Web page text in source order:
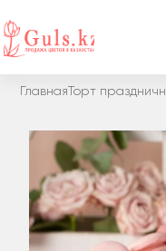
Главная Торт